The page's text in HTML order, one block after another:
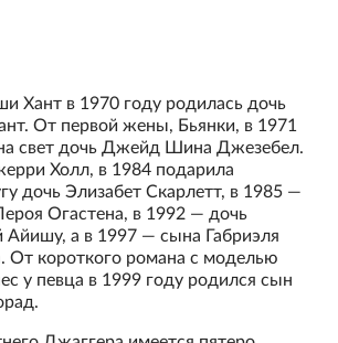
Хант в 1970 году родилась дочь
От первой жены, Бьянки, в 1971
свет дочь Джейд Шина Джезебел.
Холл, в 1984 подарила
дочь Элизабет Скарлетт, в 1985 —
Огастена, в 1992 — дочь
а в 1997 — сына Габриэля
От короткого романа с моделью
у певца в 1999 году родился сын